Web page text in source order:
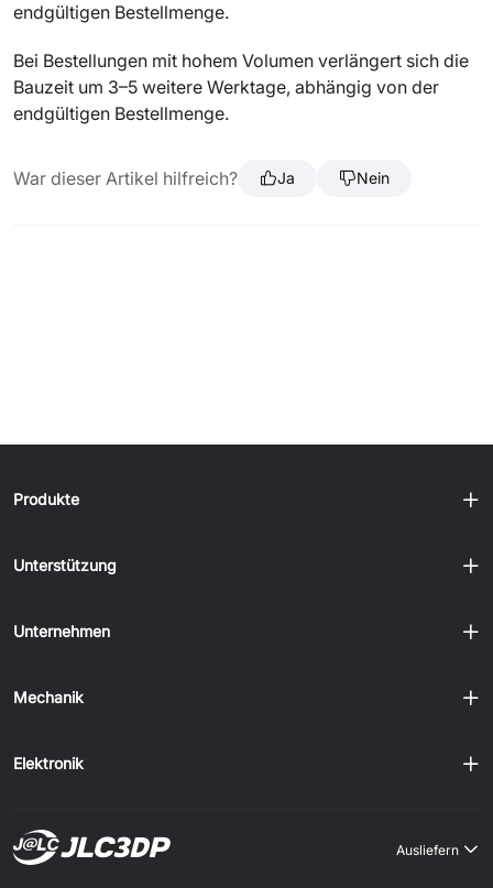
endgültigen Bestellmenge.
Bei Bestellungen mit hohem Volumen verlängert sich die
Bauzeit um 3–5 weitere Werktage, abhängig von der
endgültigen Bestellmenge.
War dieser Artikel hilfreich? Ja Nein
Produkte
Unterstützung
Unternehmen
Mechanik
Elektronik
Ausliefern